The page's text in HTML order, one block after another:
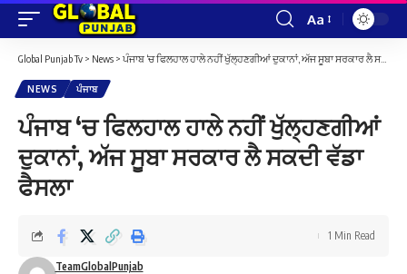
Font
Resizer
Aa
Global Punjab Tv > News > ਪੰਜਾਬ ‘ਚ ਫਿਲਹਾਲ ਹਾਲੇ ਨਹੀਂ ਖੁੱਲ੍ਹਣਗੀਆਂ ਦੁਕਾਨਾਂ, ਅੱਜ ਸੂਬਾ ਸਰਕਾਰ ਲੈ ਸਕਦੀ ਵੱਡਾ ਫੈਸਲਾ
NEWS ਪੰਜਾਬ
ਪੰਜਾਬ ‘ਚ ਫਿਲਹਾਲ ਹਾਲੇ ਨਹੀਂ ਖੁੱਲ੍ਹਣਗੀਆਂ
ਦੁਕਾਨਾਂ, ਅੱਜ ਸੂਬਾ ਸਰਕਾਰ ਲੈ ਸਕਦੀ ਵੱਡਾ
ਫੈਸਲਾ
TeamGlobalPunjab
1 Min Read